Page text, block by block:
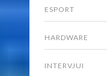
ESPORT
HARDWARE
INTERVJUI